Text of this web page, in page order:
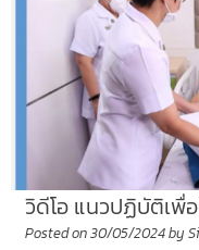
วิดีโอ แนวปฏิบัติเพื่
Posted on30/05/2024by